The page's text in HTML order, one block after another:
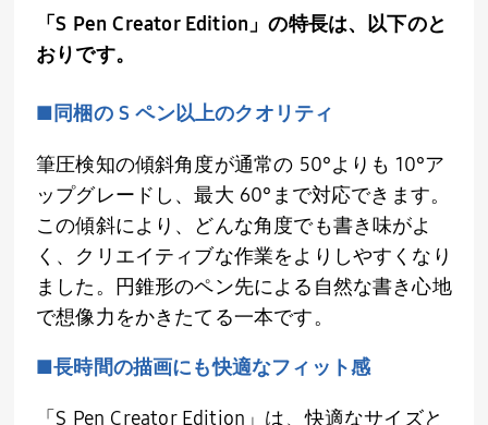
「S Pen Creator Edition」の特長は、以下のと
おりです。
■同梱の S ペン以上のクオリティ
筆圧検知の傾斜角度が通常の 50°よりも 10°ア
ップグレードし、最大 60°まで対応できます。
この傾斜により、どんな角度でも書き味がよ
く、クリエイティブな作業をよりしやすくなり
ました。円錐形のペン先による自然な書き心地
で想像力をかきたてる一本です。
■長時間の描画にも快適なフィット感
「S Pen Creator Edition」は、快適なサイズと